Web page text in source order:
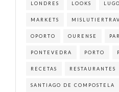
LONDRES LOOKS LUGO
MARKETS
OPORTO OURENSE
PONTEVEDRA PORTO
RECETAS RESTAURANTES
SANTIAGO DE COMPOSTELA